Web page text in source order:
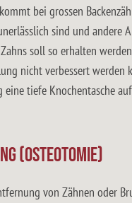
bei grossen
sind und andere
soll so erhalten
nicht verbessert werden
tiefe Knochentasche
(Osteotomie)
von Zähnen oder